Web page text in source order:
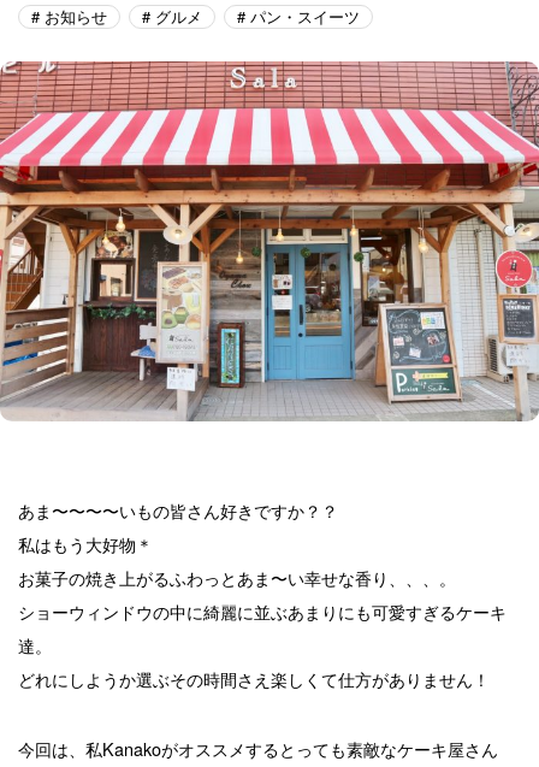
お知らせ グルメ パン・スイーツ
あま〜〜〜〜いもの皆さん好きですか？？
私はもう大好物＊
お菓子の焼き上がるふわっとあま〜い幸せな香り、、、。
ショーウィンドウの中に綺麗に並ぶあまりにも可愛すぎるケーキ
達。
どれにしようか選ぶその時間さえ楽しくて仕方がありません！
今回は、私Kanakoがオススメするとっても素敵なケーキ屋さん